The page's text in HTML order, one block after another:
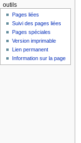
outils
Pages liées
Suivi des pages liées
Pages spéciales
Version imprimable
Lien permanent
Information sur la page